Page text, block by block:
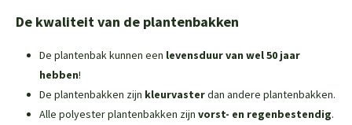
De kwaliteit van de plantenbakken
De plantenbak kunnen een levensduur van wel 50 jaar
hebben!
De plantenbakken zijn kleurvasterdan andere plantenbakken.
Alle polyester plantenbakken zijn vorst- en regenbestendig.